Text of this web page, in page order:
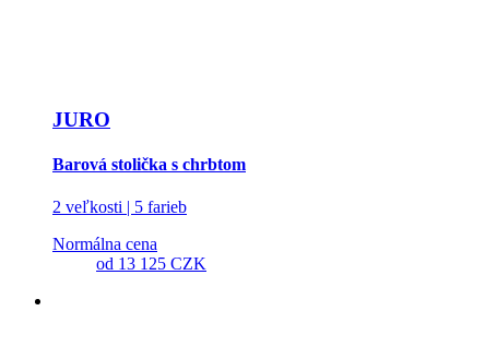
JURO
Barová stolička s chrbtom
2 veľkosti | 5 farieb
Normálna cena
od 13 125 CZK